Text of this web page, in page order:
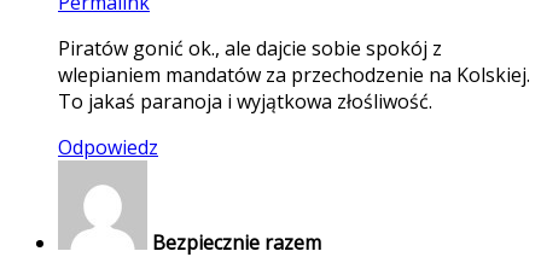
Piratów gonić ok., ale dajcie sobie spokój z
wlepianiem mandatów za przechodzenie na Kolskiej.
To jakaś paranoja i wyjątkowa złośliwość.
Odpowiedz
Bezpiecznie razem